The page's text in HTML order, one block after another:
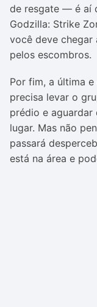
de resgate — é aí
Godzilla: Strike
você deve chegar
pelos escombros.
Por fim, a última
precisa levar o
prédio e aguardar
lugar. Mas não
passará
está na área e